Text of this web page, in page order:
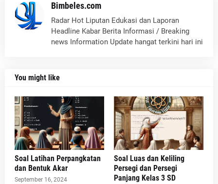
Bimbeles.com
Radar Hot Liputan Edukasi dan Laporan
Headline Kabar Berita Informasi / Breaking
news Information Update hangat terkini hari ini
You might like
Soal Latihan Perpangkatan
dan Bentuk Akar
September 16, 2024
Soal Luas dan Keliling
Persegi dan Persegi
Panjang Kelas 3 SD